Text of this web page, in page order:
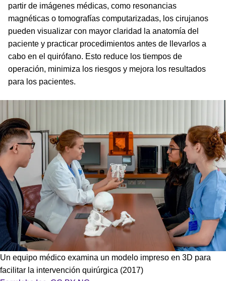
partir de imágenes médicas, como resonancias
magnéticas o tomografías computarizadas, los cirujanos
pueden visualizar con mayor claridad la anatomía del
paciente y practicar procedimientos antes de llevarlos a
cabo en el quirófano. Esto reduce los tiempos de
operación, minimiza los riesgos y mejora los resultados
para los pacientes.
Un equipo médico examina un modelo impreso en 3D para
facilitar la intervención quirúrgica (2017)